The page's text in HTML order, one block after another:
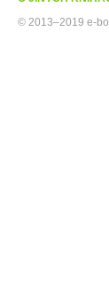
© 2013–2019 e-